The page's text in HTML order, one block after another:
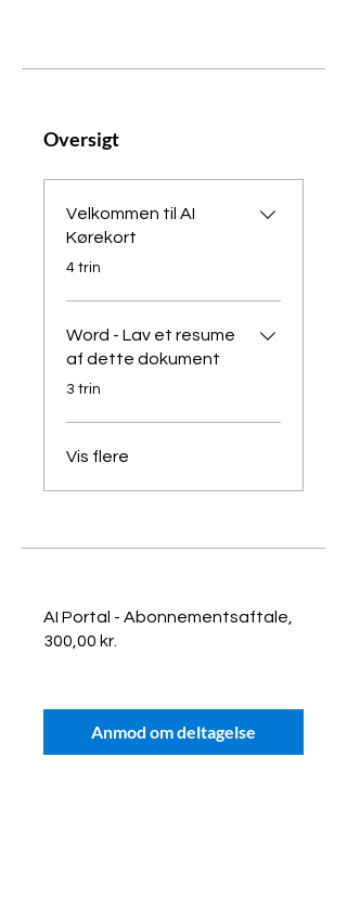
Oversigt
Velkommen til AI
Kørekort
.
4 trin
Word - Lav et resume
af dette dokument
.3 trin
Vis flere
AI Portal - Abonnementsaftale,
300,00 kr.
Anmod om deltagelse